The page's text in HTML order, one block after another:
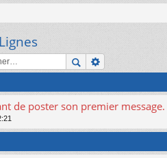
de poster son premier